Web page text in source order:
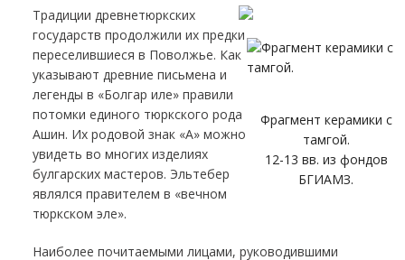
Фрагмент керамики с
тамгой.
12-13 вв. из фондов
БГИАМЗ.
Традиции древнетюркских
государств продолжили их предки
переселившиеся в Поволжье. Как
указывают древние письмена и
легенды в «Болгар иле» правили
потомки единого тюркского рода
Ашин. Их родовой знак «А» можно
увидеть во многих изделиях
булгарских мастеров. Эльтебер
являлся правителем в «вечном
тюркском эле».
Наиболее почитаемыми лицами, руководившими